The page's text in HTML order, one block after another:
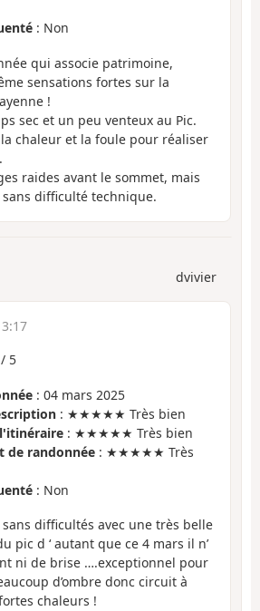
: Non
qui associe patrimoine,
sensations fortes sur la
!
sec et un peu venteux au Pic.
chaleur et la foule pour réaliser
raides avant le sommet, mais
difficulté technique.
dvivier
/ 5
: 04 mars 2025
: ★★★★★ Très bien
: ★★★★★ Très bien
de randonnée : ★★★★★ Très
: Non
difficultés avec une très belle
pic d ‘ autant que ce 4 mars il n’
ni de brise ….exceptionnel pour
d’ombre donc circuit à
chaleurs !